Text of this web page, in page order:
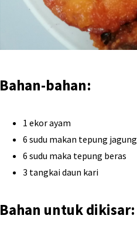
Bahan-bahan:
1 ekor ayam
6 sudu makan tepung jagung
6 sudu maka tepung beras
3 tangkai daun kari
Bahan untuk dikisar: